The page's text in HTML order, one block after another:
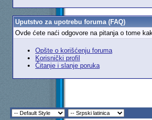
Uputstvo za upotrebu foruma (FAQ)
Ovde ćete naći odgovore na pitanja o tome
Opšte o korišćenju foruma
Korisnički profil
Čitanje i slanje poruka